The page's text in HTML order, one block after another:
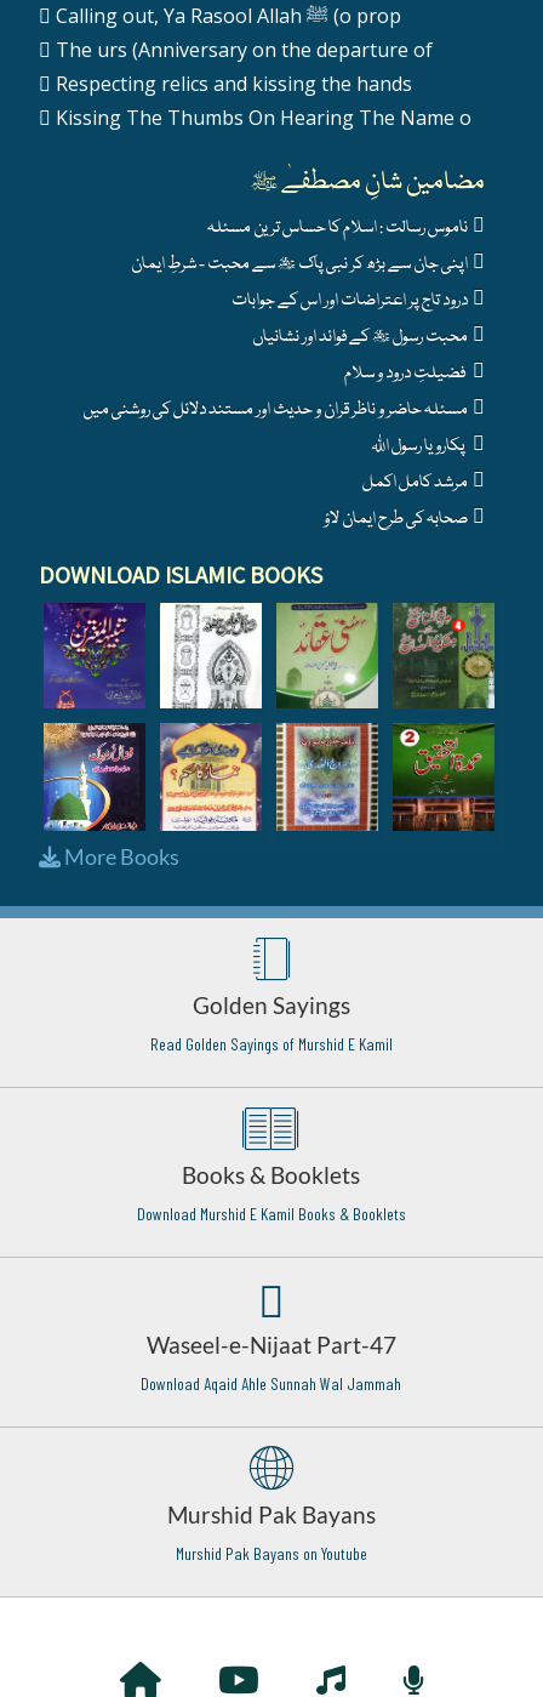
Calling out, Ya Rasool Allah ﷺ (o prop
The urs (Anniversary on the departure of
Respecting relics and kissing the hands
Kissing The Thumbs On Hearing The Name o
مضامین شانِ مصطفےٰ ﷺ
DOWNLOAD ISLAMIC BOOKS
More Books
Golden Sayings
Read Golden Sayings of Murshid E Kamil
Books & Booklets
Download Murshid E Kamil Books & Booklets
Waseel-e-Nijaat Part-47
Download Aqaid Ahle Sunnah Wal Jammah
Murshid Pak Bayans
Murshid Pak Bayans on Youtube